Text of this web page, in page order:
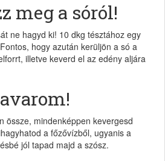
meg a sóról!
ne hagyd ki! 10 dkg tésztához egy
hogy azután kerüljön a só a
illetve keverd el az edény aljára
össze, mindenképpen kevergesd
a főzővízből, ugyanis a
jól tapad majd a szósz.